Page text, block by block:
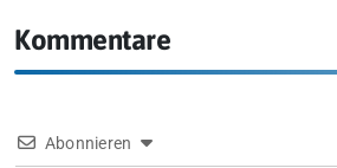
Kommentare
Abonnieren